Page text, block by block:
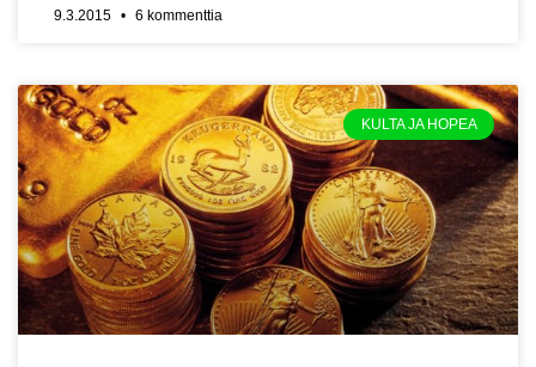
9.3.2015 6 kommenttia
KULTA JA HOPEA